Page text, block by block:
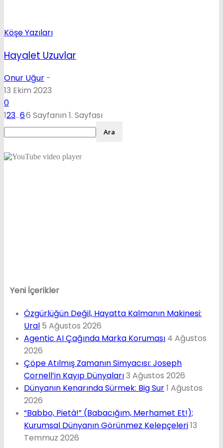
Köşe Yazıları
Hayalet Uzuvlar
Onur Uğur -
13 Ekim 2023
0
123...66 Sayfanın 1. Sayfası
Yeni İçerikler
Özgürlüğün Değil, Hayatta Kalmanın Makinesi:
Ural 5 Ağustos 2026
Agentic AI Çağında Marka Koruması 4 Ağustos
2026
Çöpe Atılmış Zamanın Simyacısı: Joseph
Cornell’in Kayıp Dünyaları3 Ağustos 2026
Dünyanın Kenarında Sürmek: Big Sur1 Ağustos
2026
“Babbo, Pietà!” (Babacığım, Merhamet Et!);
Kurumsal Dünyanın Görünmez Kelepçeleri13
Temmuz 2026